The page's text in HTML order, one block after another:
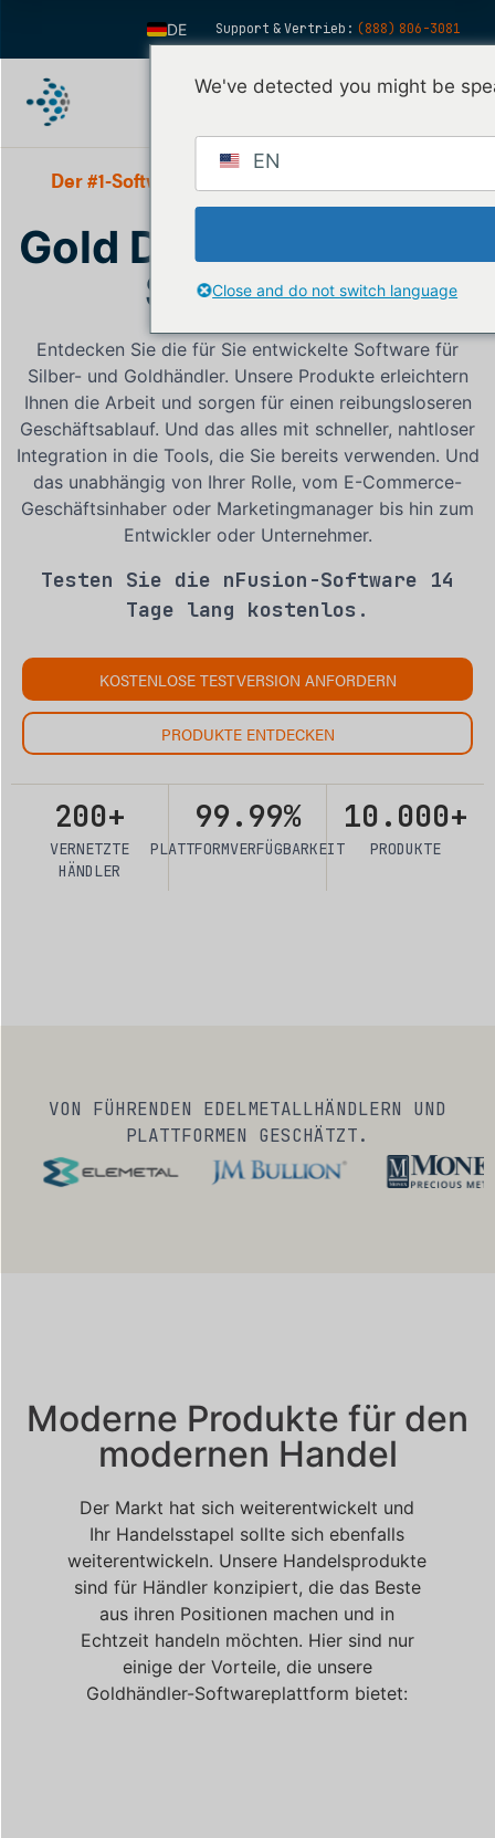
DE
PT
Support & Vertrieb: (888) 806-3081
Der #1-Softwareanbieter im Edelmetallmarkt
Gold Dealer Software
Solutions
Entdecken Sie die für Sie entwickelte Software für
Silber- und Goldhändler. Unsere Produkte erleichtern
Ihnen die Arbeit und sorgen für einen reibungsloseren
Geschäftsablauf. Und das alles mit schneller, nahtloser
Integration in die Tools, die Sie bereits verwenden. Und
das unabhängig von Ihrer Rolle, vom E-Commerce-
Geschäftsinhaber oder Marketingmanager bis hin zum
Entwickler oder Unternehmer.
Testen Sie die nFusion-Software 14
Tage lang kostenlos.
KOSTENLOSE TESTVERSION ANFORDERN
PRODUKTE ENTDECKEN
200+
VERNETZTE
HÄNDLER
99.99%
PLATTFORMVERFÜGBARKEIT
10.000+
PRODUKTE
VON FÜHRENDEN EDELMETALLHÄNDLERN UND
PLATTFORMEN GESCHÄTZT.
Moderne Produkte für den
modernen Handel
Der Markt hat sich weiterentwickelt und
Ihr Handelsstapel sollte sich ebenfalls
weiterentwickeln. Unsere Handelsprodukte
sind für Händler konzipiert, die das Beste
aus ihren Positionen machen und in
Echtzeit handeln möchten. Hier sind nur
einige der Vorteile, die unsere
Goldhändler-Softwareplattform bietet:
We've detected you might be
EN
Close and do not switch language